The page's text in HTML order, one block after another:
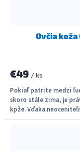
Ovčia
€49 / ks
Pokiaľ patrite medzi
skoro stále zima, je
kpže. Vďaka